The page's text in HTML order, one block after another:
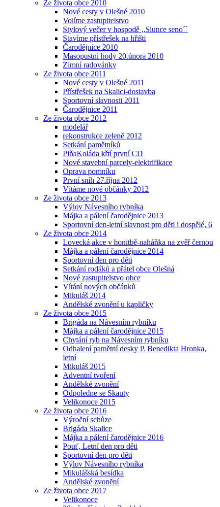
Ze života obce 2010
Nové cesty v Olešné 2010
Volíme zastupitelstvo
Stylový večer v hospodě ,,Slunce seno´´
Stavíme přístřešek na hřišti
Čarodějnice 2010
Masopustní hody 20.února 2010
Zimní radovánky
Ze života obce 2011
Nové cesty v Olešné 2011
Přístřešek na Skalici-dostavba
Sportovní slavnosti 2011
Čarodějnice 2011
Ze života obce 2012
modelář
rekonstrukce zeleně 2012
Setkání pamětníků
PiňaKoláda křtí první CD
Nové stavební parcely-elektrifikace
Oprava pomníku
První sníh 27.října 2012
Vítáme nové občánky 2012
Ze života obce 2013
Výlov Návesního rybníka
Májka a pálení čarodějnice 2013
Sportovní den-letní slavnost pro děti i dospělé, 6
Ze života obce 2014
Lovecká akce v honitbě-naháňka na zvěř černou
Májka a pálení čarodějnice 2014
Sportovní den pro děti
Setkání rodáků a přátel obce Olešná
Nové zastupitelstvo obce
Vítání nových občánků
Mikuláš 2014
Andělské zvonění u kapličky
Ze života obce 2015
Brigáda na Návesním rybníku
Májka a pálení čarodějnice 2015
Chytání ryb na Návesním rybníku
Odhalení pamětní desky P. Benedikta Hronka,
letní
Mikuláš 2015
Adventní tvoření
Andělské zvonění
Odpoledne se Skauty
Velikonoce 2015
Ze života obce 2016
Výroční schůze
Brigáda Skalice
Májka a pálení čarodějnice 2016
Pouť, Letní den pro děti
Sportovní den pro děti
Výlov Návesního rybníka
Mikulášská besídka
Andělské zvonění
Ze života obce 2017
Velikonoce